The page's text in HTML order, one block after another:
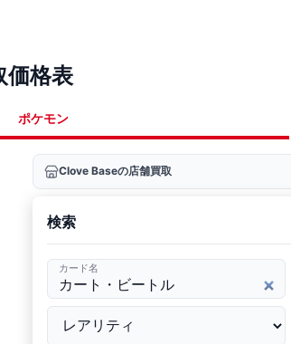
価格表
ポケモン
Clove Baseの店舗買取
検索
カード名